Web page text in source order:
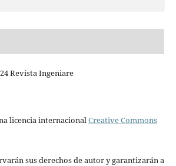
Revista Ingeniare
licencia internacionalCreative Commons
sus derechos de autor y garantizarán a